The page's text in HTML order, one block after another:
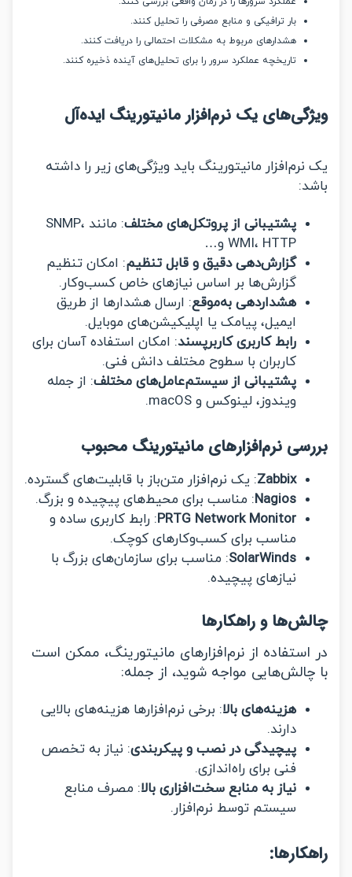
بار ترافیکی و منابع مصرفی را تحلیل کنند.
هشدارهای مربوط به مشکلات احتمالی را دریافت کنند.
تاریخچه عملکرد سرور را برای تحلیل‌های آینده ذخیره کنند.
یک نرم‌افزار مانیتورینگ ایده‌آل
مانیتورینگ باید ویژگی‌های زیر را داشته
پشتیبانی از پروتکل‌های مختلف
: مانند SNMP،
WMI، HTTP و…
گزارش‌دهی دقیق و قابل تنظیم: امکان تنظیم
گزارش‌ها بر اساس نیازهای خاص کسب‌وکار.
هشداردهی به‌موقع : ارسال هشدارها از طریق
ایمیل، پیامک یا اپلیکیشن‌های موبایل.
رابط کاربری کاربرپسند: امکان استفاده آسان برای
کاربران با سطوح مختلف دانش فنی.
پشتیبانی از سیستم‌عامل‌های مختلف : از جمله
ویندوز، لینوکس و macOS.
نرم‌افزارهای مانیتورینگ محبوب
Zabbix : یک نرم‌افزار متن‌باز با قابلیت‌های گسترده.
Nagios : مناسب برای محیط‌های پیچیده و بزرگ.
PRTG Network Monitor: رابط کاربری ساده و
مناسب برای کسب‌وکارهای کوچک.
SolarWinds: مناسب برای سازمان‌های بزرگ با
نیازهای پیچیده.
و راهکارها
از نرم‌افزارهای مانیتورینگ، ممکن است
مواجه شوید، از جمله:
هزینه‌های بالا: برخی نرم‌افزارها هزینه‌های بالایی
پیچیدگی در نصب و پیکربندی: نیاز به تخصص
فنی برای راه‌اندازی.
نیاز به منابع سخت‌افزاری بالا: مصرف منابع
سیستم توسط نرم‌افزار.
: